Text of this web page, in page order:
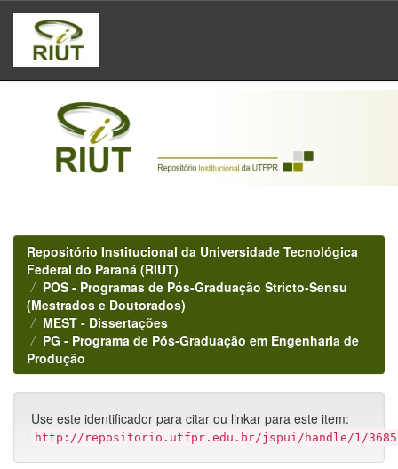
Skip
navigation
Repositório Institucional da Universidade Tecnológica
Federal do Paraná (RIUT)
POS - Programas de Pós-Graduação Stricto-Sensu
(Mestrados e Doutorados)
MEST - Dissertações
PG - Programa de Pós-Graduação em Engenharia de
Produção
Use este identificador para citar ou linkar para este item:
http://repositorio.utfpr.edu.br/jspui/handle/1/3685